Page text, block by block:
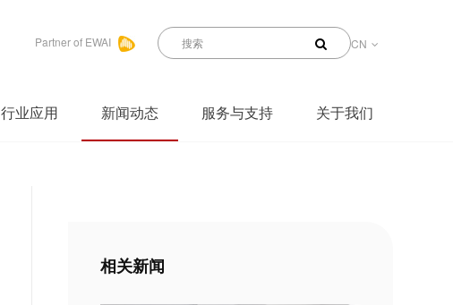
Partner of EWAI CN
行业应用 新闻动态 服务与支持 关于我们
相关新闻